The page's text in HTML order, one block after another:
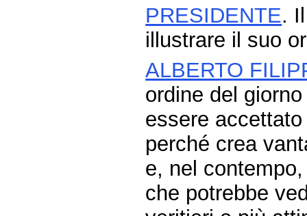
PRESIDENTE.
illustrare il suo
ALBERTO
ordine del
essere
perché crea
e, nel
che potrebbe